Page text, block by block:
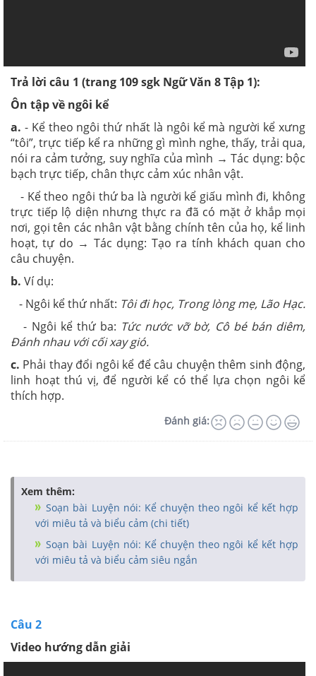
Trả lời câu 1 (trang 109 sgk Ngữ Văn 8 Tập 1):
Ôn tập về ngôi kể
a. - Kể theo ngôi thứ nhất là ngôi kể mà người kể xưng
“tôi”, trực tiếp kể ra những gì mình nghe, thấy, trải qua,
nói ra cảm tưởng, suy nghĩa của mình → Tác dụng: bộc
bạch trực tiếp, chân thực cảm xúc nhân vật.
- Kể theo ngôi thứ ba là người kể giấu mình đi, không
trực tiếp lộ diện nhưng thực ra đã có mặt ở khắp mọi
nơi, gọi tên các nhân vật bằng chính tên của họ, kể linh
hoạt, tự do → Tác dụng: Tạo ra tính khách quan cho
câu chuyện.
b. Ví dụ:
- Ngôi kể thứ nhất: Tôi đi học, Trong lòng mẹ, Lão Hạc.
- Ngôi kể thứ ba: Tức nước vỡ bờ, Cô bé bán diêm,
Đánh nhau với cối xay gió.
c. Phải thay đổi ngôi kể để câu chuyện thêm sinh động,
linh hoạt thú vị, để người kể có thể lựa chọn ngôi kể
thích hợp.
Đánh giá:
Xem thêm:
Soạn bài Luyện nói: Kể chuyện theo ngôi kể kết hợp
với miêu tả và biểu cảm (chi tiết)
Soạn bài Luyện nói: Kể chuyện theo ngôi kể kết hợp
với miêu tả và biểu cảm siêu ngắn
Câu 2
Video hướng dẫn giải